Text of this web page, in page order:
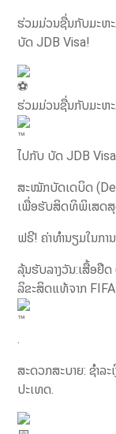
ຮ່ວມມ່ວນຊື່ນກັບມະຫະ
ບັດ JDB Visa!
ຮ່ວມມ່ວນຊື່ນກັບມະຫະ
ໄປກັບ ບັດ JDB
ສະໝັກບັດເດບິດ
ເພື່ອຮັບສິດທິພິເສດ
ຟຣີ! ຄ່າທຳນຽມໃນກາ
ລຸ້ນຮັບລາງວັນ:ເສື້ອຢື
ລິຂະສິດແທ້ຈາກ
ສະດວກສະບາຍ: ຊຳລະ
ປະເທດ.